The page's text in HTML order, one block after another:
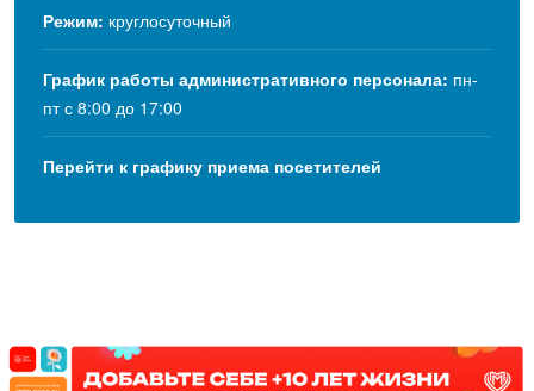
Режим: круглосуточный
График работы административного персонала: пн-
пт с 8:00 до 17:00
Перейти к графику приема посетителей